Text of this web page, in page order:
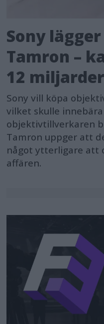
Sony
Tamron –
12
Sony vill köpa
vilket skulle
objektivtillverkaren
Tamron uppger att
något ytterligare att
affären.